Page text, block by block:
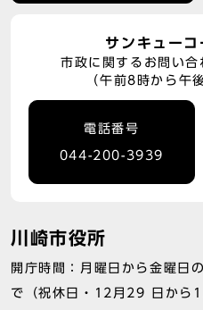
サンキューコ
市政に関するお問い
（午前8時から午
電話番号
044-200-3939
川崎市役所
開庁時間：月曜日から金曜日
で（祝休日・12月29 日から1